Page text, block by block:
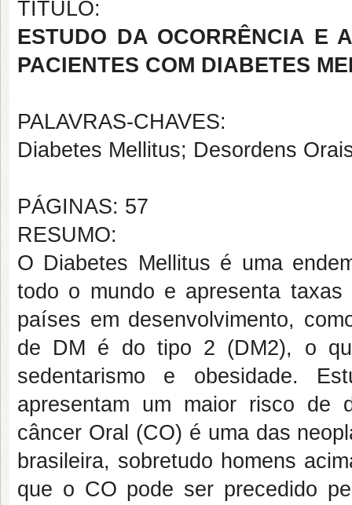
TÍTULO:
ESTUDO DA OCORRÊNCIA E
PACIENTES COM DIABETES
PALAVRAS-CHAVES:
Diabetes Mellitus; Desordens
PÁGINAS: 57
RESUMO:
O Diabetes Mellitus é uma
todo o mundo e apresenta taxas
países em desenvolvimento,
de DM é do tipo 2 (DM2), o
sedentarismo e obesidade.
apresentam um maior risco de
câncer Oral (CO) é uma das
brasileira, sobretudo homens
que o CO pode ser precedido